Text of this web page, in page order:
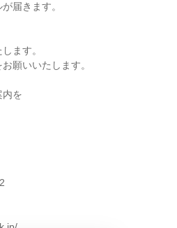
届きます。
ます。
願いいたします。
内を